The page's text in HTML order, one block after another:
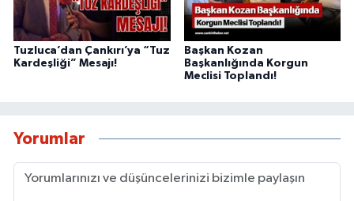
Tuzluca’dan Çankırı’ya “Tuz
Kardeşliği” Mesajı!
Başkan Kozan
Başkanlığında Korgun
Meclisi Toplandı!
Yorumlar